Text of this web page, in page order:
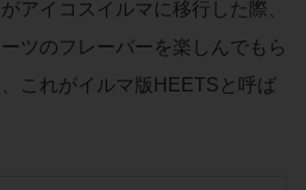
アイコスイルマに移行した際、
ツのフレーバーを楽しんでもら
これがイルマ版HEETSと呼ば